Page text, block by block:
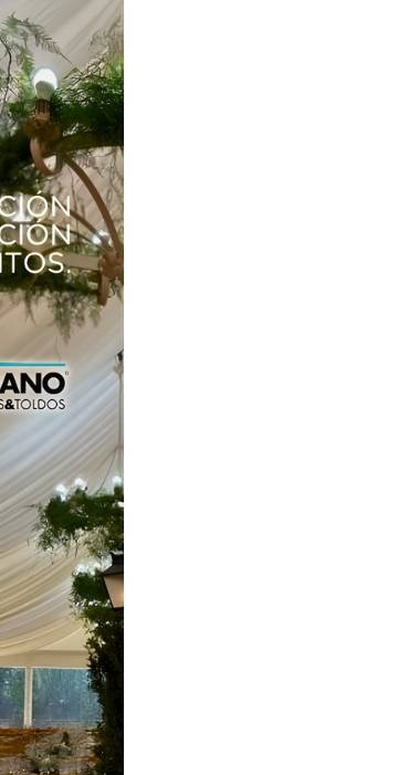
Inicio
Info & Turismo
Restaurantes en Sevilla
Bares de Tapas en Sevilla
Galería Comercial
Monumentos
Autobuses Urbanos
Autobuses Interurbanos
Recorridos Turísticos
Museos
Calendario de Fiestas
Consulados
Oficinas de Turismo
Toros
Ocio & Cultura
Cines
Actividades Infantiles
Exposiciones
Música & Conciertos
Teatro & Danza
Espectaculos
Ferias Sevilla
Festivales
Conferencias
Congresos & Convenciones
Concursos & Premios
Cursos & Talleres
Deportes
Eventos Empresariales
Fiestas Sevilla
Filmoteca / Cineclubs Sevilla
Presentaciones Sevilla
Especiales Sevilla
De Interés
Farmacias de Guardia
Hospitales
Universidades
Teléfonos de Interés